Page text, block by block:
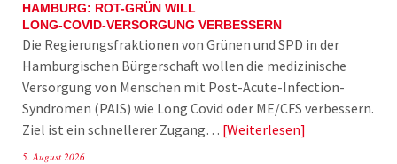
HAMBURG: ROT-GRÜN WILL
LONG-COVID-VERSORGUNG VERBESSERN
Die Regierungsfraktionen von Grünen und SPD in der
Hamburgischen Bürgerschaft wollen die medizinische
Versorgung von Menschen mit Post-Acute-Infection-
Syndromen (PAIS) wie Long Covid oder ME/CFS verbessern.
Ziel ist ein schnellerer Zugang… Weiterlesen
5. August 2026